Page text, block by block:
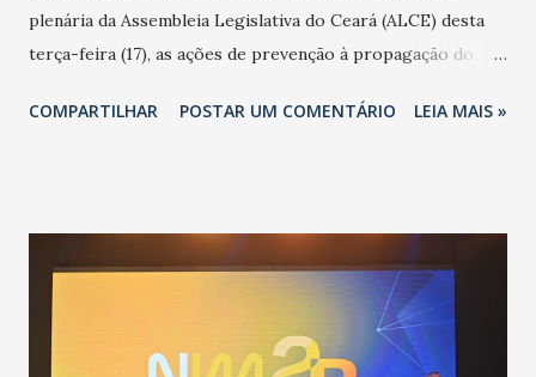
plenária da Assembleia Legislativa do Ceará (ALCE) desta
terça-feira (17), as ações de prevenção à propagação do
adotadas pelo Governo do Estado na contenção da
população suspeita e de cuidados com os ambientes
públicos e domiciliares. “Nós não estamos vivendo uma
epidemia comum, como temos em todos os anos, com
aumento de casos de dengue, influenza ou H1N1. Trata-se
COMPARTILHAR POSTAR UM COMENTÁRIO LEIA MAIS »